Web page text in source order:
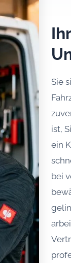
Sie
ist,
ein
bei